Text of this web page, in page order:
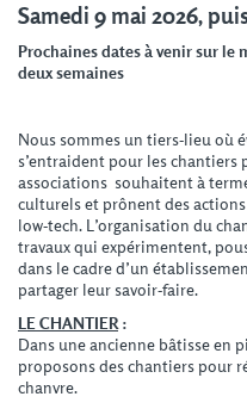
Samedi 9 mai 2026,
Prochaines dates à venir sur le
deux semaines
Nous sommes un tiers-lieu où
s’entraident pour les
associations souhaitent à
culturels et prônent des
low-tech. L’organisation du
travaux qui expérimentent,
dans le cadre d’un
partager leur savoir-faire.
LE CHANTIER:
Dans une ancienne bâtisse en
proposons des chantiers pour
chanvre.